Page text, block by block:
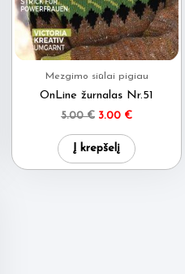
Mezgimo siūlai pigiau
OnLine žurnalas Nr.51
5.00€ Original
was:
5.00 €.
3.00 €Current
is:
3.00 €.
Į krepšelį